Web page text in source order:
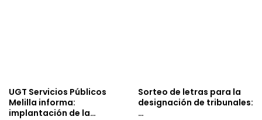
UGT Servicios Públicos
Melilla informa:
implantación de la…
Sorteo de letras para la
designación de tribunales:
…